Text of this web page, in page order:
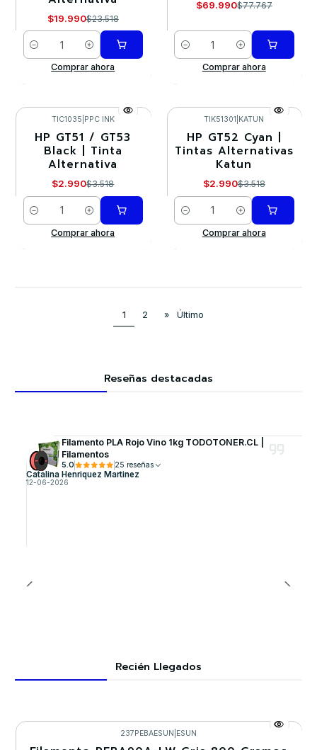
$19.990$23.518
Cantidad
Comprar ahora
$69.990$77.767
Cantidad
Comprar ahora
-15%
TIC1035 PPC INK
HP GT51 / GT53
Black | Tinta
Alternativa
$2.990$3.518
Cantidad
Comprar ahora
-15%
TIK51301 KATUN
HP GT52 Cyan |
Tintas Alternativas
Katun
$2.990$3.518
Cantidad
Comprar ahora
1 2 » Último
Reseñas destacadas
Filamento PLA Rojo Vino 1kg TODOTONER.CL |
Filamentos
5.0 25 reseñas
Catalina Henriquez Martinez
12-06-2026
Recién Llegados
237PEBAESUN ESUN